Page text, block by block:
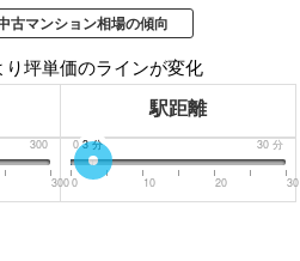
古マンション相場の傾向
坪単価のラインが変化
駅距離
300
300
0分 30 分
3分
0 10 20 30